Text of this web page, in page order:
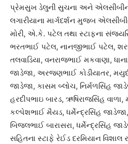
પ્રેમસુખ ડેલુની સુચના અને
લગારીયાના માર્ગદર્શન મુજબ
મોરી, એ.કે. પટેલ તથા સ્ટાફના
ભરતભાઈ પટેલ, નાનજીભાઈ પટેલ,
તલવાડિયા, વનરાજભાઈ મકવાણા,
જાડેજા, અરજણભાઈ કોડીયાતર,
જાડેજા, કાસમ બ્લોચ, નિર્મળસિંહ
હરદીપભાઇ બારડ, ઋષિરાજસિંહ
કલ્પેશભાઈ મૈયડ, ધર્મેન્દ્રસિંહ જાડેજા,
બિજલભાઈ બારાસરા, ધર્મેન્દ્રસિંહ
સહિતના સ્ટાફે રેઈડ દરમિયાન વિશાલ